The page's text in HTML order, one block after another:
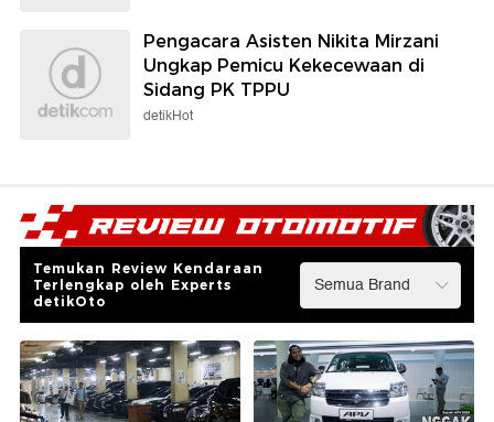
Pengacara Asisten Nikita Mirzani
Ungkap Pemicu Kekecewaan di
Sidang PK TPPU
detikHot
Temukan Review Kendaraan
Terlengkap oleh Experts
detikOto